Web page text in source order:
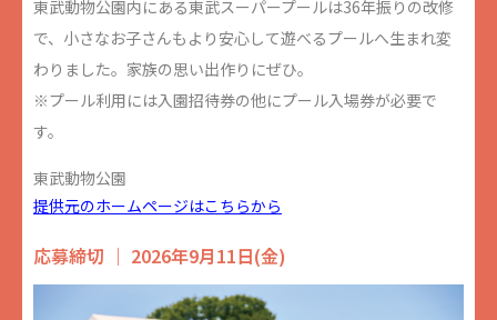
東武動物公園内にある東武スーパープールは36年振りの改修
で、小さなお子さんもより安心して遊べるプールへ生まれ変
わりました。家族の思い出作りにぜひ。
※プール利用には入園招待券の他にプール入場券が必要で
す。
東武動物公園
提供元のホームページはこちらから
応募締切 ｜ 2026年9月11日(金)